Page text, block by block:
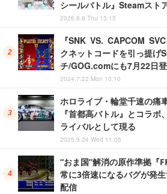
シールバトル』Steamスト
2026.8.6 Thu 13:15
『SNK VS. CAPCOM
クネットコードを引っ提げ
チ/GOG.comにも7月22日
2024.7.22 Mon 10:10
ホロライブ・輪堂千速の痛
『首都高バトル』とコラボ
ライバルとして現る
2025.9.24 Wed 11:05
“おま国”解消の原作準拠『
常に3倍速になるバグが発
配信